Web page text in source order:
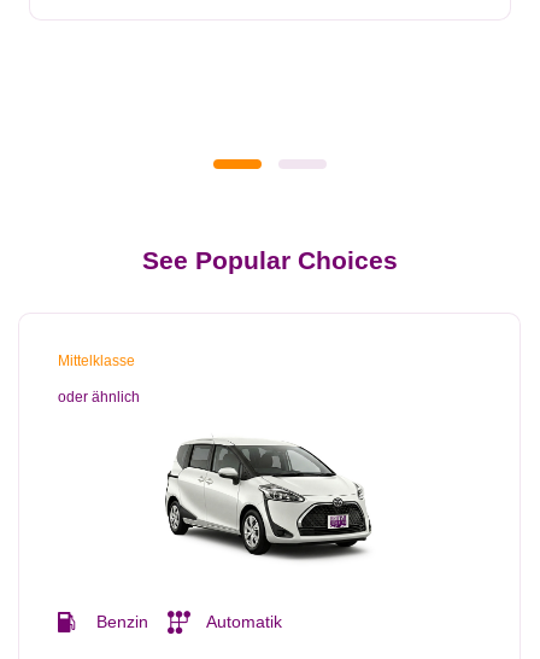
See Popular Choices
Mittelklasse
oder ähnlich
Benzin Automatik